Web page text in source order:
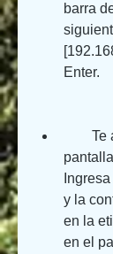
barra
Enter.
y la
en la
en el